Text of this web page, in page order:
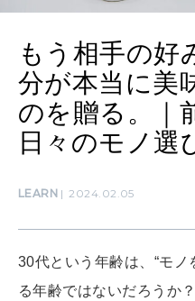
自
いい
2026年9月号「北海道 お
もう相手の好
分が本当に美
のを贈る。｜
日々のモノ選
LEARN 2024.02.05
30代という年齢は、“モノ
る年齢ではないだろうか